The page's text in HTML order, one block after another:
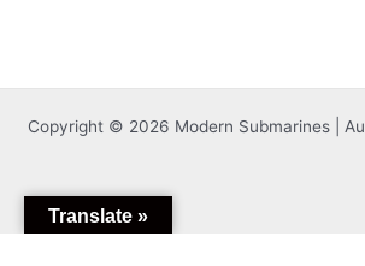
Copyright © 2026 Modern Submarines |
Translate »